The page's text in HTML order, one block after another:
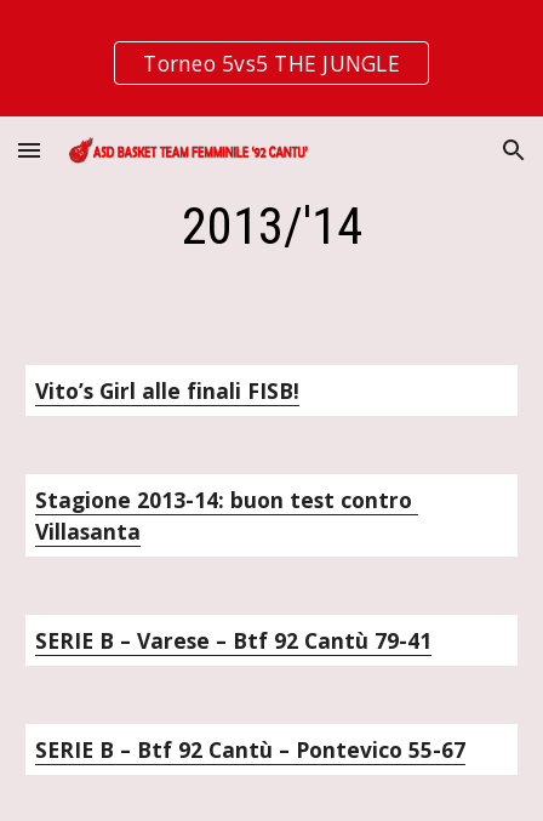
Skip to main content Skip to navigation
Torneo 5vs5 THE JUNGLE
2013/'14
Vito’s Girl alle finali FISB!
Stagione 2013-14: buon test contro
Villasanta
SERIE B – Varese – Btf 92 Cantù 79-41
SERIE B – Btf 92 Cantù – Pontevico 55-67